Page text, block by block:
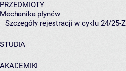
PRZEDMIOTY
Mechanika płynów
Szczegóły rejestracji w cyklu 24/25-Z
STUDIA
AKADEMIKI